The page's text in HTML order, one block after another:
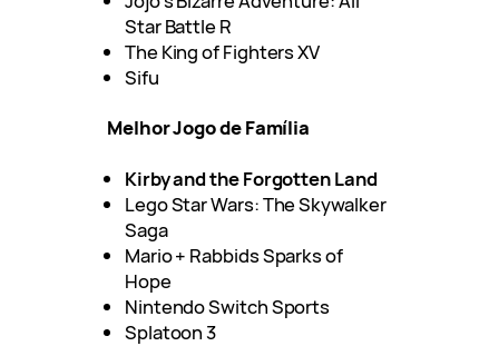
Star Battle R
The King of Fighters XV
Sifu
Melhor Jogo de Família
Kirby and the Forgotten Land
Lego Star Wars: The Skywalker
Saga
Mario + Rabbids Sparks of
Hope
Nintendo Switch Sports
Splatoon 3